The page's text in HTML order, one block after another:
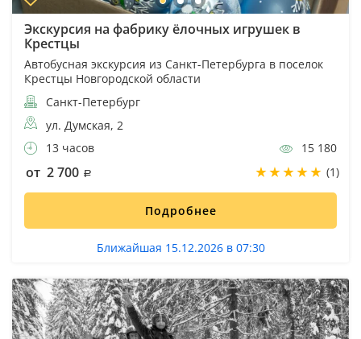
Экскурсия на фабрику ёлочных игрушек в
Крестцы
Автобусная экскурсия из Санкт-Петербурга в поселок
Крестцы Новгородской области
Санкт-Петербург
ул. Думская, 2
13 часов
15 180
от 2 700 (1)
Подробнее
Ближайшая 15.12.2026 в 07:30